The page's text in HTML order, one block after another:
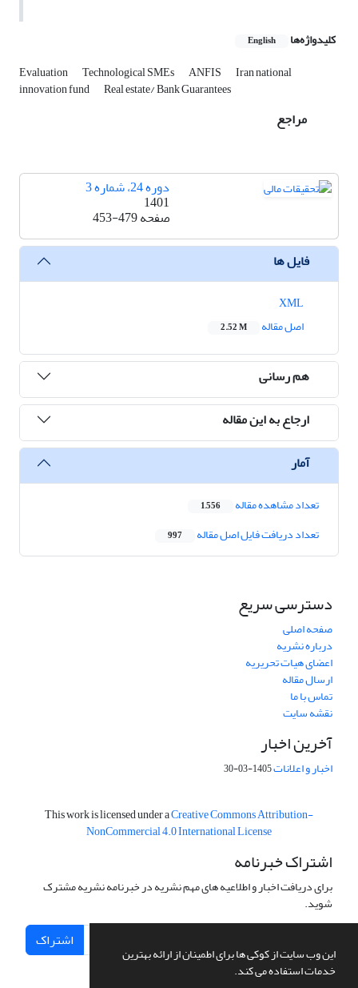
این وب سایت از کوکی ها برای اطمینان از ارائه بهترین
خدمات استفاده می کند.
کلیدواژه‌ها English
Evaluation Technological SMEs ANFIS Iran national
innovation fund Real estate/ Bank Guarantees
مراجع
دوره 24، شماره 3
1401
صفحه453-479
فایل ها
اصل مقاله
2.52 M
هم رسانی
ارجاع به این مقاله
آمار
تعداد مشاهده مقاله 1,556
تعداد دریافت فایل اصل مقاله 997
دسترسی سریع
صفحه اصلی
درباره نشریه
اعضای هیات تحریریه
ارسال مقاله
تماس با ما
نقشه سایت
آخرین اخبار
اخبار و اعلانات1405-03-30
This work is licensed under aCreative Commons Attribution-
NonCommercial 4.0 International License
اشتراک خبرنامه
برای دریافت اخبار و اطلاعیه های مهم نشریه در خبرنامه نشریه مشترک
شوید.
اشتراک